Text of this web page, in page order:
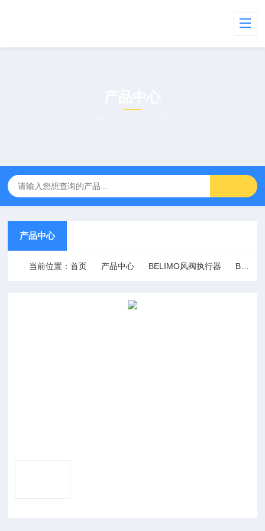
产品中心
当前位置：首页 产品中心 BELIMO风阀执行器 BELIMO驱动器LMQ24A-SR